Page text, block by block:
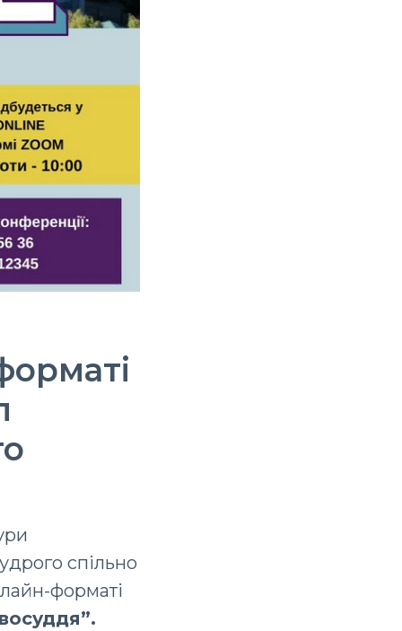
спільно
форматі